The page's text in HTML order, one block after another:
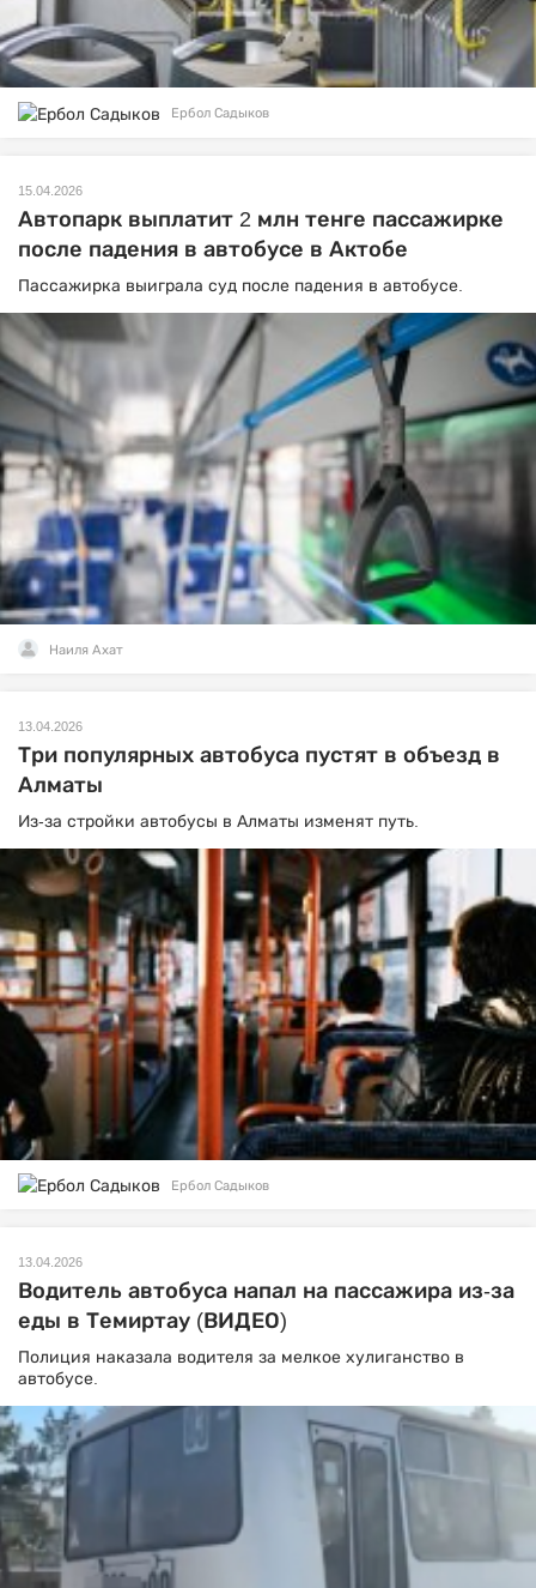
Ербол Садыков
15.04.2026
Автопарк выплатит 2 млн тенге пассажирке
после падения в автобусе в Актобе
Пассажирка выиграла суд после падения в автобусе.
Наиля Ахат
13.04.2026
Три популярных автобуса пустят в объезд в
Алматы
Из-за стройки автобусы в Алматы изменят путь.
Ербол Садыков
13.04.2026
Водитель автобуса напал на пассажира из-за
еды в Темиртау (ВИДЕО)
Полиция наказала водителя за мелкое хулиганство в
автобусе.